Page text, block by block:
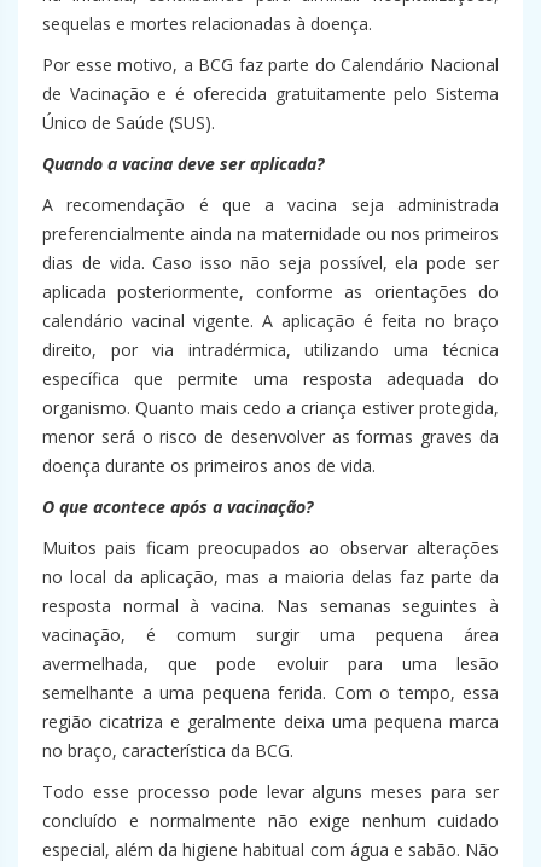
sequelas e mortes relacionadas à doença.
Por esse motivo, a BCG faz parte do Calendário Nacional
de Vacinação e é oferecida gratuitamente pelo Sistema
Único de Saúde (SUS).
Quando a vacina deve ser aplicada?
A recomendação é que a vacina seja administrada
preferencialmente ainda na maternidade ou nos primeiros
dias de vida. Caso isso não seja possível, ela pode ser
aplicada posteriormente, conforme as orientações do
calendário vacinal vigente. A aplicação é feita no braço
direito, por via intradérmica, utilizando uma técnica
específica que permite uma resposta adequada do
organismo. Quanto mais cedo a criança estiver protegida,
menor será o risco de desenvolver as formas graves da
doença durante os primeiros anos de vida.
O que acontece após a vacinação?
Muitos pais ficam preocupados ao observar alterações
no local da aplicação, mas a maioria delas faz parte da
resposta normal à vacina. Nas semanas seguintes à
vacinação, é comum surgir uma pequena área
avermelhada, que pode evoluir para uma lesão
semelhante a uma pequena ferida. Com o tempo, essa
região cicatriza e geralmente deixa uma pequena marca
no braço, característica da BCG.
Todo esse processo pode levar alguns meses para ser
concluído e normalmente não exige nenhum cuidado
especial, além da higiene habitual com água e sabão. Não